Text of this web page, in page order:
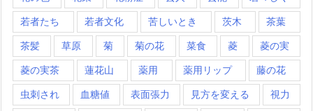
若者たち 若者文化 苦しいとき 茨木 茶葉
茶髪 草原 菊 菊の花 菜食 菱 菱の実
菱の実茶 蓮花山 薬用 薬用リップ 藤の花
虫刺され 血糖値 表面張力 見方を変える 視力